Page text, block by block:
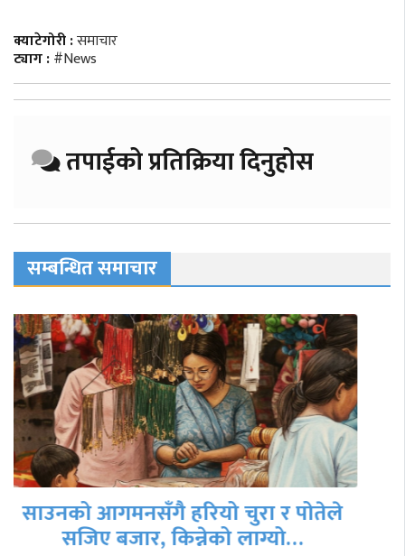
क्याटेगोरी :समाचार
ट्याग :#News
तपाईको प्रतिक्रिया दिनुहोस
सम्बन्धित समाचार